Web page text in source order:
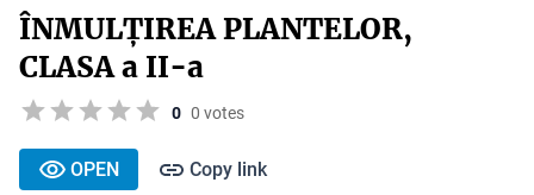
ÎNMULȚIREA PLANTELOR,
CLASA a II-a
0 0 votes
OPEN Copy link